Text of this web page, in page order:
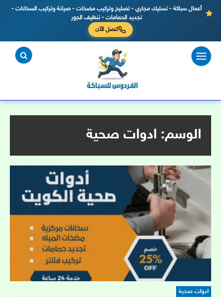
أعمال سباكة - تسليك مجاري - تصليح وتركيب مضخات - صيانة وتركيب السخانات -
تجديد الحمامات - تنظيف الجور
اتصل الآن
التجاوز
المحتوى
الوسم: ادوات صحية
ادوات صحية